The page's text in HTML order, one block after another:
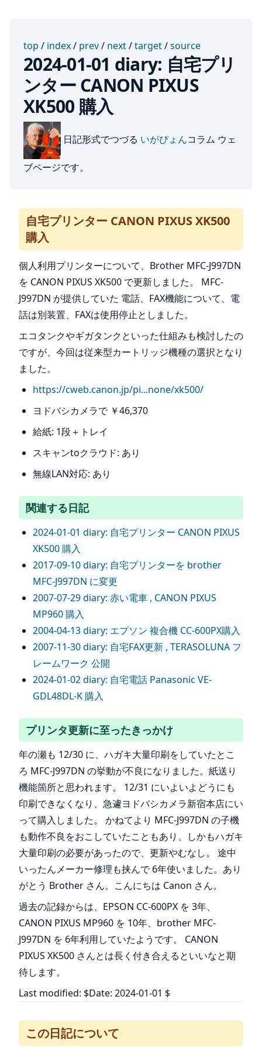
top / index/ prev/ next/target/source
2024-01-01 diary: 自宅プリ
ンター CANON PIXUS
XK500 購入
日記形式でつづる いがぴょんコラム ウェ
ブページです。
自宅プリンター CANON PIXUS XK500
購入
個人利用プリンターについて、Brother MFC-J997DN
を CANON PIXUS XK500 で更新しました。 MFC-
J997DN が提供していた 電話、FAX機能について、電
話は別装置、FAXは使用停止としました。
エコタンクやギガタンクといった仕組みも検討したの
ですが、今回は従来型カートリッジ機種の選択となり
ました。
https://cweb.canon.jp/pi...none/xk500/
ヨドバシカメラで ￥46,370
給紙: 1段＋トレイ
スキャンtoクラウド: あり
無線LAN対応: あり
関連する日記
2024-01-01 diary: 自宅プリンター CANON PIXUS
XK500 購入
2017-09-10 diary: 自宅プリンターを brother
MFC-J997DN に変更
2007-07-29 diary: 赤い電車 , CANON PIXUS
MP960 購入
2004-04-13 diary: エプソン 複合機 CC-600PX購入
2007-11-30 diary: 自宅FAX更新 , TERASOLUNA フ
レームワーク 公開
2024-01-02 diary: 自宅電話 Panasonic VE-
GDL48DL-K 購入
プリンタ更新に至ったきっかけ
年の瀬も 12/30 に、ハガキ大量印刷をしていたとこ
ろ MFC-J997DN の挙動が不良になりました。紙送り
機能箇所と思われます。 12/31 にいよいよどうにも
印刷できなくなり、急遽ヨドバシカメラ新宿本店にい
って購入しました。 かねてより MFC-J997DN の子機
も動作不良をおこしていたこともあり、しかもハガキ
大量印刷の必要があったので、更新やむなし。 途中
いったんメーカー修理も挟んで 6年使いました。あり
がとう Brother さん。こんにちは Canon さん。
過去の記録からは、EPSON CC-600PX を 3年、
CANON PIXUS MP960 を 10年、brother MFC-
J997DN を 6年利用していたようです。 CANON
PIXUS XK500 さんとは長く付き合えるといいなと期
待します。
Last modified: $Date: 2024-01-01 $
この日記について